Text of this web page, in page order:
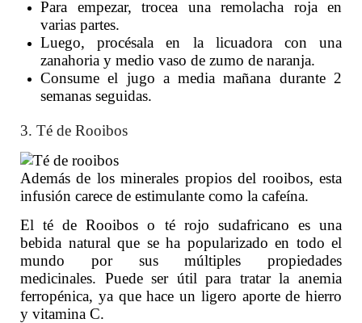
Para empezar, trocea una remolacha roja en
varias partes.
Luego, procésala en la licuadora con una
zanahoria y medio vaso de zumo de naranja.
Consume el jugo a media mañana durante 2
semanas seguidas.
3. Té de Rooibos
Además de los minerales propios del rooibos, esta
infusión carece de estimulante como la cafeína.
El té de Rooibos o té rojo sudafricano es una
bebida natural que se ha popularizado en todo el
mundo por sus múltiples propiedades
medicinales. Puede ser útil para tratar la anemia
ferropénica, ya que hace un ligero aporte de hierro
y vitamina C.